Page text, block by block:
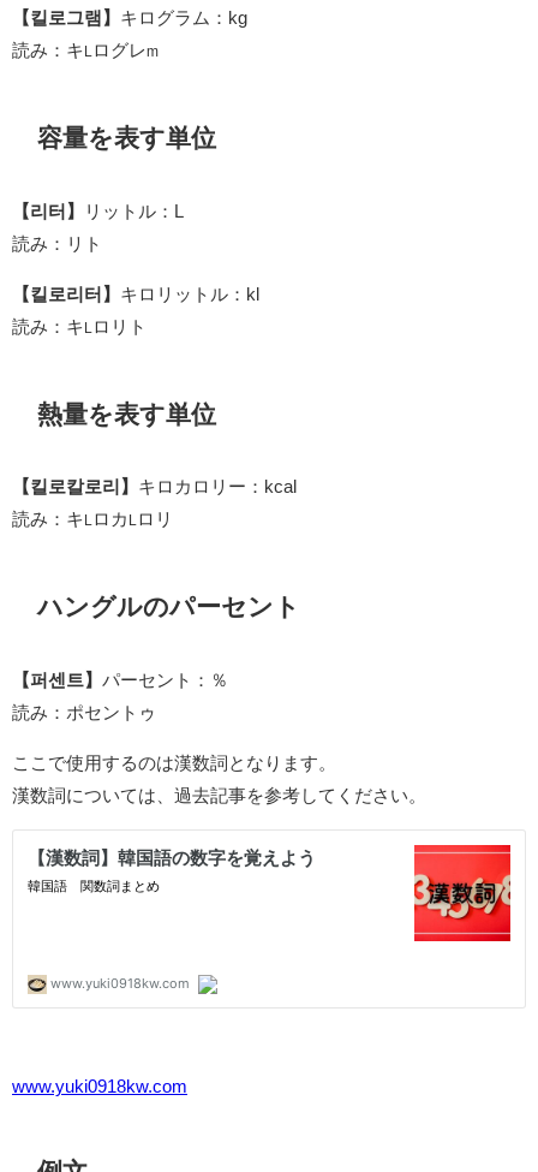
【킬로그램】 キログラム：kg
読み：キ
ログレm
容量を表す単位
【리터】
リットル：L
読み：リト
【킬로리터】 キロリットル：kl
読み：キ
ロリト
熱量を表す単位
【킬로칼로리】 キロカロリー：kcal
読み：キ
ロカ ロリ
ハングルのパーセント
【퍼센트】 パーセント：％
読み：ポセントゥ
ここで使用するのは漢数詞となります。
漢数詞については、過去記事を参考してください。
www.yuki0918kw.com